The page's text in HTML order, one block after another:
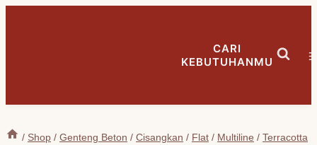
CARI
KEBUTUHANMU
/ Shop / Genteng Beton / Cisangkan / Flat / Multiline / Terracotta